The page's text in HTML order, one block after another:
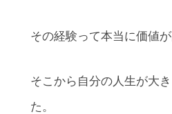
その経験って本当に価値が
そこから自分の人生が大
た。